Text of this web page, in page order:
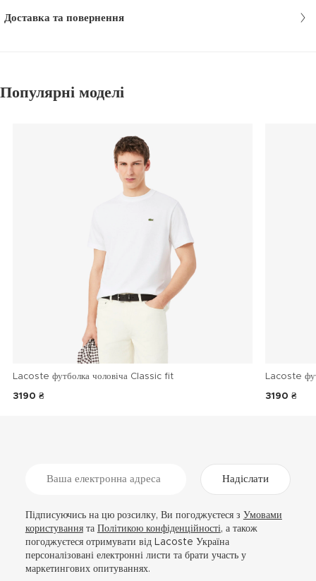
Доставка та повернення
Популярні моделі
Lacoste футболка чоловіча Classic fit
3190 ₴
Lacoste
3190 ₴
Надіслати
Підписуючись на цю розсилку, Ви погоджуєтеся з Умовами
користуваннята Політикою конфіденційності, а також
погоджуєтеся отримувати від Lacoste Україна
персоналізовані електронні листи та брати участь у
маркетингових опитуваннях.